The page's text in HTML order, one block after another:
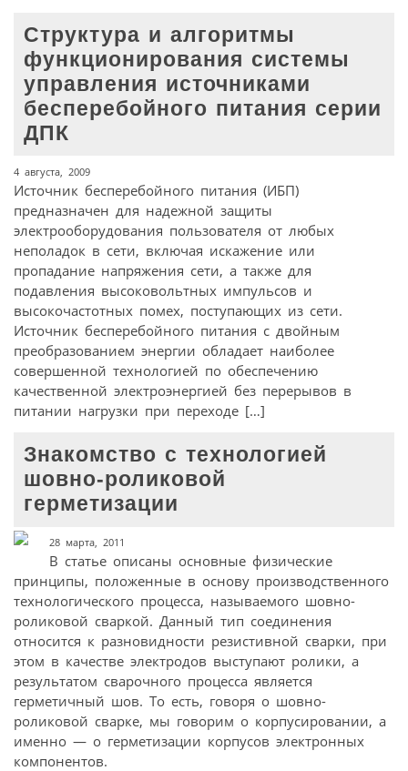
Структура и алгоритмы
функционирования системы
управления источниками
бесперебойного питания серии
ДПК
4 августа, 2009
Источник бесперебойного питания (ИБП)
предназначен для надежной защиты
электрооборудования пользователя от любых
неполадок в сети, включая искажение или
пропадание напряжения сети, а также для
подавления высоковольтных импульсов и
высокочастотных помех, поступающих из сети.
Источник бесперебойного питания с двойным
преобразованием энергии обладает наиболее
совершенной технологией по обеспечению
качественной электроэнергией без перерывов в
питании нагрузки при переходе […]
Знакомство с технологией
шовно-роликовой
герметизации
28 марта, 2011
В статье описаны основные физические
принципы, положенные в основу производственного
технологического процесса, называемого шовно-
роликовой сваркой. Данный тип соединения
относится к разновидности резистивной сварки, при
этом в качестве электродов выступают ролики, а
результатом сварочного процесса является
герметичный шов. То есть, говоря о шовно-
роликовой сварке, мы говорим о корпусировании, а
именно — о герметизации корпусов электронных
компонентов.